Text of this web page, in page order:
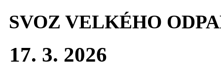
SVOZ VELKÉHO
17. 3. 2026